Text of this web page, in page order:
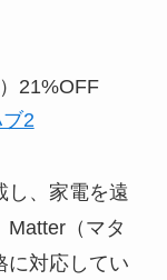
21%OFF
2
し、家電を遠
Matter（マタ
に対応してい